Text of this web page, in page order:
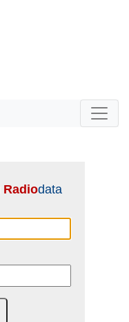
Radiodata